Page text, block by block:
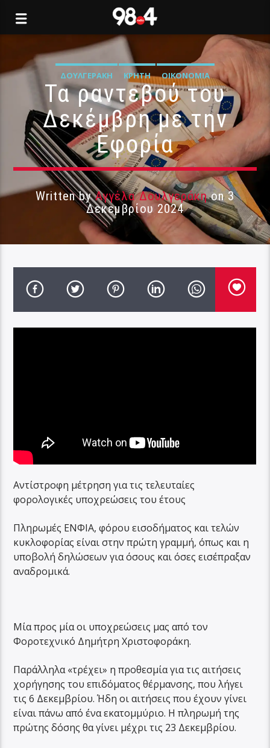
ΔΟΥΛΓΕΡΆΚΗ ΚΡΉΤΗ ΟΙΚΟΝΟΜΊΑ
Τα ραντεβού του
Δεκέμβρη με την
Εφορία
Written byΑγγέλα Δουλγεράκηon 3
Δεκεμβρίου 2024
Αντίστροφη μέτρηση για τις τελευταίες
φορολογικές υποχρεώσεις του έτους
Πληρωμές ΕΝΦΙΑ, φόρου εισοδήματος και τελών
κυκλοφορίας είναι στην πρώτη γραμμή, όπως και η
υποβολή δηλώσεων για όσους και όσες εισέπραξαν
αναδρομικά.
Μία προς μία οι υποχρεώσεις μας από τον
Φοροτεχνικό Δημήτρη Χριστοφοράκη.
Παράλληλα «τρέχει» η προθεσμία για τις αιτήσεις
χορήγησης του επιδόματος θέρμανσης, που λήγει
τις 6 Δεκεμβρίου. Ήδη οι αιτήσεις που έχουν γίνει
είναι πάνω από ένα εκατομμύριο. Η πληρωμή της
πρώτης δόσης θα γίνει μέχρι τις 23 Δεκεμβρίου.